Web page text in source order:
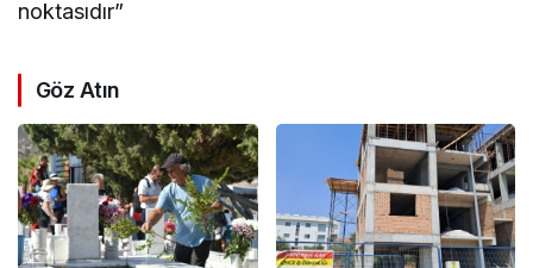
noktasıdır”
Göz Atın